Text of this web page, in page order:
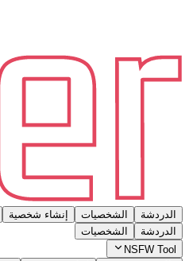
الدردشة الشخصيات إنشاء شخصية
الدردشة
الشخصيات
NSFW Tool